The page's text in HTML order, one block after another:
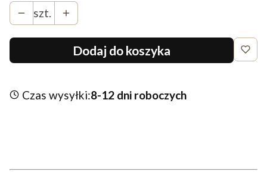
szt.
Dodaj do koszyka
Czas wysyłki:8-12 dni roboczych